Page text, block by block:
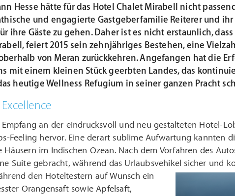
Hesse hätte für das Hotel Chalet Mirabell nicht
und engagierte Gastgeberfamilie Reiterer und
ihre Gäste zu gehen. Daher ist es nicht erstaunlich,
feiert 2015 sein zehnjähriges Bestehen, eine
von Meran zurückkehren. Angefangen hat die
mit einem kleinen Stück geerbten Landes, das
heutige Wellness Refugium in seiner ganzen Pracht
an der eindrucksvoll und neu gestalteten Hotel-
Feeling hervor. Eine derart sublime Aufwartung kannten
Häusern im Indischen Ozean. Nach dem Vorfahren des
Suite gebracht, während das Urlaubsvehikel sicher und
den Hoteltestern auf Wunsch ein
Orangensaft sowie Apfelsaft,